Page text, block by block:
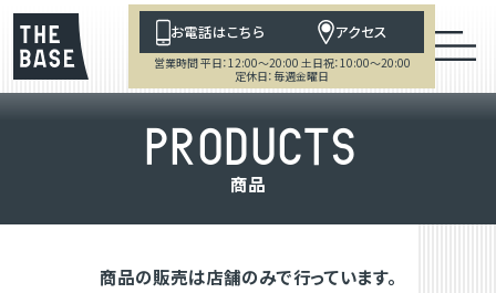
お電話はこちら アクセス
営業時間 平日：12:00～20:00 土日祝：10:00～20:00
定休日：毎週金曜日
PRODUCTS
商品
商品の販売は店舗のみで行っています。